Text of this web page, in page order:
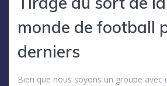
monde de football
derniers
Bien que nous soyons un groupe avec